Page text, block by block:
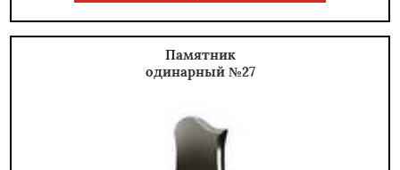
Памятник
одинарный №27